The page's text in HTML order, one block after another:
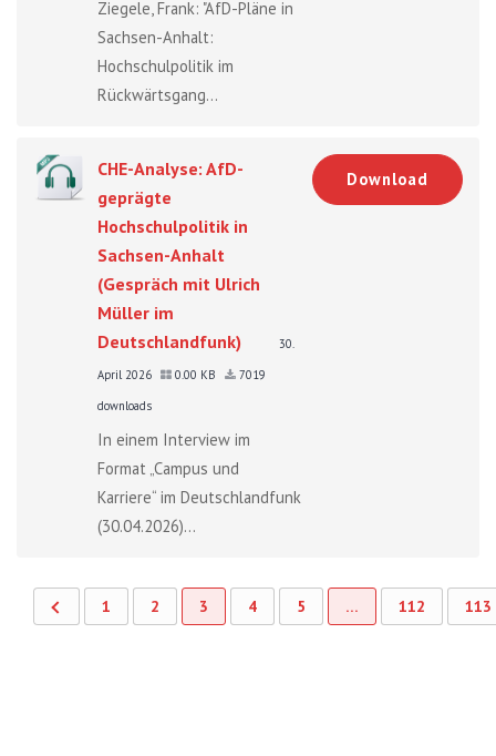
Ziegele, Frank: "AfD-Pläne in
Sachsen-Anhalt:
Hochschulpolitik im
Rückwärtsgang...
CHE-Analyse: AfD-
geprägte
Hochschulpolitik in
Sachsen-Anhalt
(Gespräch mit Ulrich
Müller im
Deutschlandfunk)
30.
April 2026
0.00 KB
7019
downloads
In einem Interview im
Format „Campus und
Karriere“ im Deutschlandfunk
(30.04.2026)...
Download
1 2 3 4 5 … 112 113